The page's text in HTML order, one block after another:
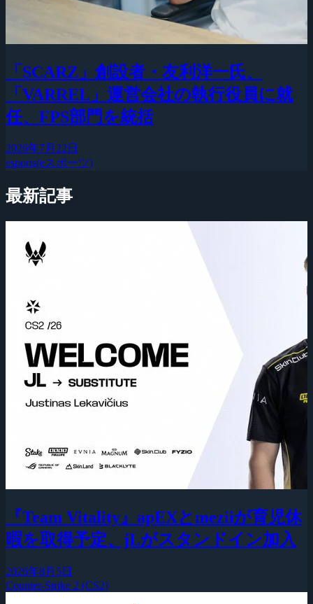
「SCARZ」創設者・友利洋一氏、
「VARREL」運営会社の執行役員に就
任、FPS部門を統括
2026年7月22日
esports(eスポーツ)
最新記事
『Team Vitality』apEXとmeziiが育児休
暇を取得予定、jLがスタンドイン加入
2026年8月5日
Counter-Strike 2 (CS2)